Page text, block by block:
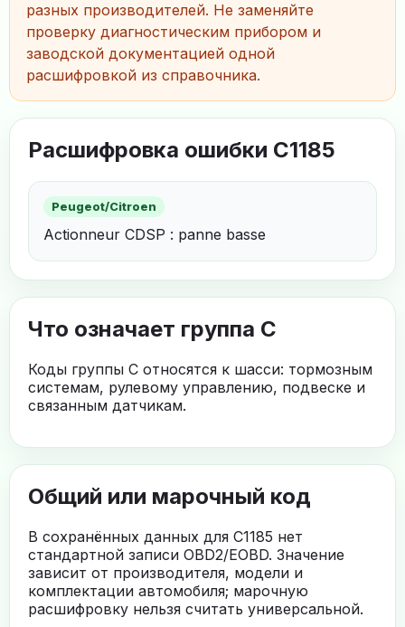
разных производителей. Не заменяйте
проверку диагностическим прибором и
заводской документацией одной
расшифровкой из справочника.
Расшифровка ошибки C1185
Peugeot/Citroen
Actionneur CDSP : panne basse
Что означает группа C
Коды группы C относятся к шасси: тормозным
системам, рулевому управлению, подвеске и
связанным датчикам.
Общий или марочный код
В сохранённых данных для C1185 нет
стандартной записи OBD2/EOBD. Значение
зависит от производителя, модели и
комплектации автомобиля; марочную
расшифровку нельзя считать универсальной.